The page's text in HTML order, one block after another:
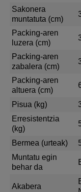
Sakonera
muntatuta (cm)
Packing-aren
luzera (cm)
Packing-aren
zabalera (cm)
Packing-aren
altuera (cm)
Pisua (kg)
Erresistentzia
(kg)
Bermea (urteak)
Muntatu egin
behar da
Akabera